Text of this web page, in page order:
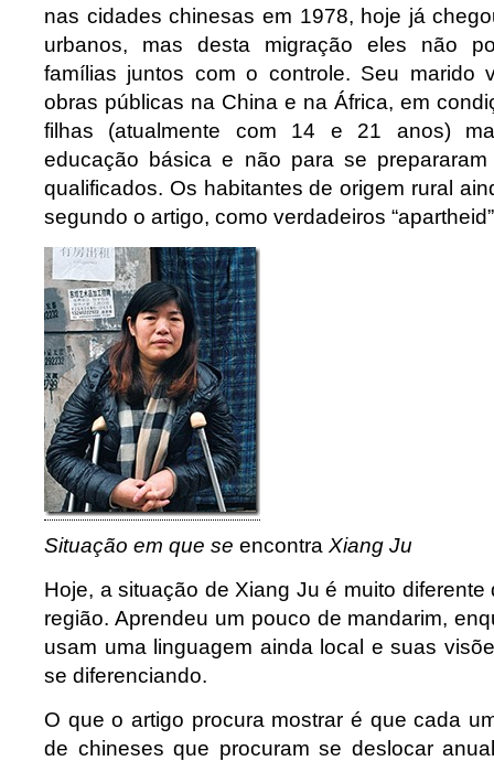
nas cidades chinesas em 1978, hoje já
urbanos, mas desta migração eles não
famílias juntos com o controle. Seu marido
obras públicas na China e na África, em
filhas (atualmente com 14 e 21 anos)
educação básica e não para se
qualificados. Os habitantes de origem rural
segundo o artigo, como verdadeiros
Situação em que se encontra Xiang Ju
Hoje, a situação de Xiang Ju é muito
região. Aprendeu um pouco de mandarim,
usam uma linguagem ainda local e suas
se diferenciando.
O que o artigo procura mostrar é que cada
de chineses que procuram se deslocar